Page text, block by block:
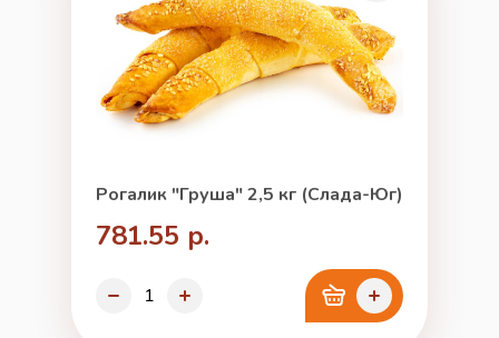
Рогалик "Груша" 2,5 кг (Слада-Юг)
781.55 р.